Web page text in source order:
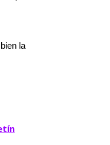
la